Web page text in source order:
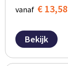
vanaf € 13,58
Bekijk